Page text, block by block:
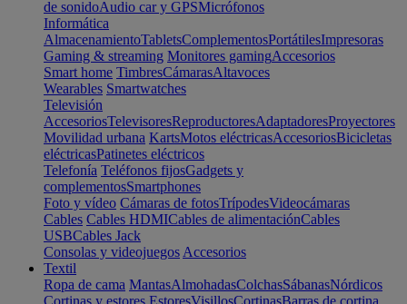
de sonidoAudio car y GPSMicrófonos
Informática
AlmacenamientoTabletsComplementosPortátilesImpresoras
Gaming & streaming Monitores gamingAccesorios
Smart home TimbresCámarasAltavoces
Wearables Smartwatches
Televisión
AccesoriosTelevisoresReproductoresAdaptadoresProyectores
Movilidad urbana KartsMotos eléctricasAccesoriosBicicletas
eléctricasPatinetes eléctricos
Telefonía Teléfonos fijosGadgets y
complementosSmartphones
Foto y vídeo Cámaras de fotosTrípodesVideocámaras
Cables Cables HDMICables de alimentaciónCables
USBCables Jack
Consolas y videojuegos Accesorios
Textil
Ropa de cama MantasAlmohadasColchasSábanasNórdicos
Cortinas y estores EstoresVisillosCortinasBarras de cortina